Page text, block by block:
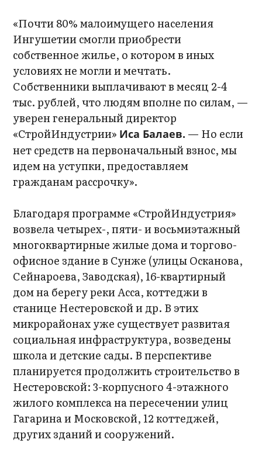
«Почти 80% малоимущего населения
Ингушетии смогли приобрести
собственное жилье, о котором в иных
условиях не могли и мечтать.
Собственники выплачивают в месяц 2-4
тыс. рублей, что людям вполне по силам, —
уверен генеральный директор
«СтройИндустрии» Иса Балаев. — Но если
нет средств на первоначальный взнос, мы
идем на уступки, предоставляем
гражданам рассрочку».
Благодаря программе «СтройИндустрия»
возвела четырех-, пяти- и восьмиэтажный
многоквартирные жилые дома и торгово-
офисное здание в Сунже (улицы Осканова,
Сейнароева, Заводская), 16-квартирный
дом на берегу реки Асса, коттеджи в
станице Нестеровской и др. В этих
микрорайонах уже существует развитая
социальная инфраструктура, возведены
школа и детские сады. В перспективе
планируется продолжить строительство в
Нестеровской: 3-корпусного 4-этажного
жилого комплекса на пересечении улиц
Гагарина и Московской, 12 коттеджей,
других зданий и сооружений.